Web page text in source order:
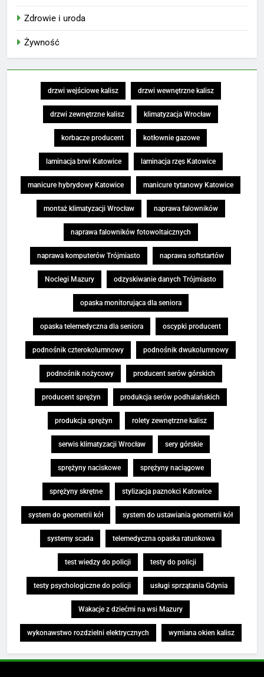
Zdrowie i uroda
Żywność
drzwi wejściowe kalisz drzwi wewnętrzne kalisz
drzwi zewnętrzne kalisz klimatyzacja Wrocław
korbacze producent kotłownie gazowe
laminacja brwi Katowice laminacja rzęs Katowice
manicure hybrydowy Katowice manicure tytanowy Katowice
montaż klimatyzacji Wrocław naprawa falowników
naprawa falowników fotowoltaicznych
naprawa komputerów Trójmiasto naprawa softstartów
Noclegi Mazury odzyskiwanie danych Trójmiasto
opaska monitorująca dla seniora
opaska telemedyczna dla seniora oscypki producent
podnośnik czterokolumnowy podnośnik dwukolumnowy
podnośnik nożycowy producent serów górskich
producent sprężyn produkcja serów podhalańskich
produkcja sprężyn rolety zewnętrzne kalisz
serwis klimatyzacji Wrocław sery górskie
sprężyny naciskowe sprężyny naciągowe
sprężyny skrętne stylizacja paznokci Katowice
system do geometrii kół system do ustawiania geometrii kół
systemy scada telemedyczna opaska ratunkowa
test wiedzy do policji testy do policji
testy psychologiczne do policji usługi sprzątania Gdynia
Wakacje z dziećmi na wsi Mazury
wykonawstwo rozdzielni elektrycznych wymiana okien kalisz